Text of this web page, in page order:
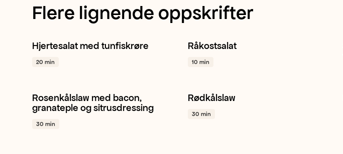
Flere lignende oppskrifter
Hjertesalat Salat Fisk + 1
Hjertesalat med tunfiskrøre
20 min
Gulrot Spisskål
Råkostsalat
10 min
Rosenkål Rødløk Valnøtter
Rosenkålslaw med bacon,
granateple og sitrusdressing
30 min
Rødkål Gulrot
Rødkålslaw
30 min